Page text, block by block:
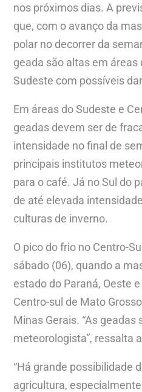
nos próximos dias. A
que, com o avanço da
polar no decorrer da
geada são altas em áreas
Sudeste com possíveis
Em áreas do Sudeste e
geadas devem ser de
intensidade no final de
principais institutos
para o café. Já no Sul do
de até elevada
culturas de inverno.
O pico do frio no Centro-
sábado (06), quando a
estado do Paraná, Oeste
Centro-sul de Mato
Minas Gerais. “As geadas
meteorologista”, ressalta
“Há grande possibilidade
agricultura,